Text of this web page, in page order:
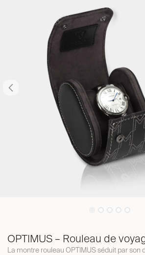
OPTIMUS – Rouleau de
La montre rouleau OPTIMUS séduit par son